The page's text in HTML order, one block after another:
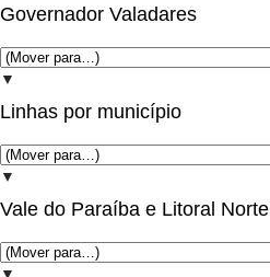
Governador Valadares
▼
Linhas por município
▼
Vale do Paraíba e Litoral Norte